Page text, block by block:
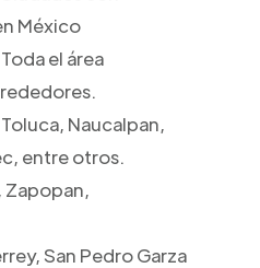
México
Toda el área
Toluca, Naucalpan,
entre otros.
Zapopan,
San Pedro Garza